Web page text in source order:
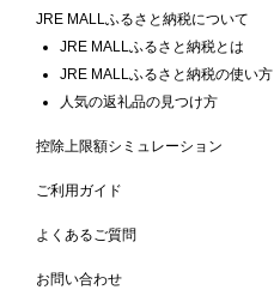
JRE MALLふるさと納税について
JRE MALLふるさと納税とは
JRE MALLふるさと納税の使い方
人気の返礼品の見つけ方
控除上限額シミュレーション
ご利用ガイド
よくあるご質問
お問い合わせ